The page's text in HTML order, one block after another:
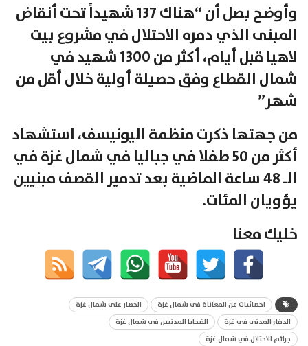
وأوضح بصل أن “هناك 137 شهيداً تحت أنقاض
المبنى الذي دمره الاحتلال في مشروع بيت
لاهيا قبل أيام، أكثر من 1300 شهيد في
شمال القطاع وفق حصيلة أولية خلال أقل من
شهر”
من جهتها ذكرت منظمة اليونيسف، استشهاد
أكثر من 50 طفلا في جباليا في شمال غزة في
الـ 48 ساعة الماضية بعد تدمير القصف مبنيين
يؤويان المئات.
خليك معنا
احصائيات عن المعاناة في شمال غزة
الحصار على شمال غزة
الدفاع المدني في غزة
الضحايا المدنيين في شمال غزة
جرائم الاحتلال في شمال غزة